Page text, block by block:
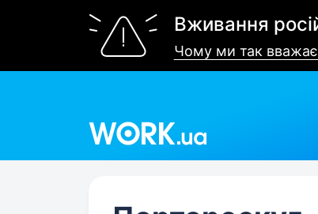
Вживання
Чому ми так